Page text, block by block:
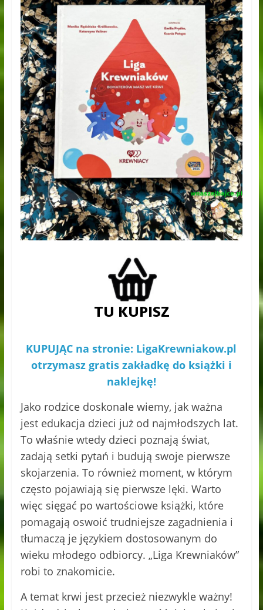
KUPUJĄC na stronie: LigaKrewniakow.pl
otrzymasz gratis zakładkę do książki i
naklejkę!
Jako rodzice doskonale wiemy, jak ważna
jest edukacja dzieci już od najmłodszych lat.
To właśnie wtedy dzieci poznają świat,
zadają setki pytań i budują swoje pierwsze
skojarzenia. To również moment, w którym
często pojawiają się pierwsze lęki. Warto
więc sięgać po wartościowe książki, które
pomagają oswoić trudniejsze zagadnienia i
tłumaczą je językiem dostosowanym do
wieku młodego odbiorcy. „Liga Krewniaków”
robi to znakomicie.
A temat krwi jest przecież niezwykle ważny!